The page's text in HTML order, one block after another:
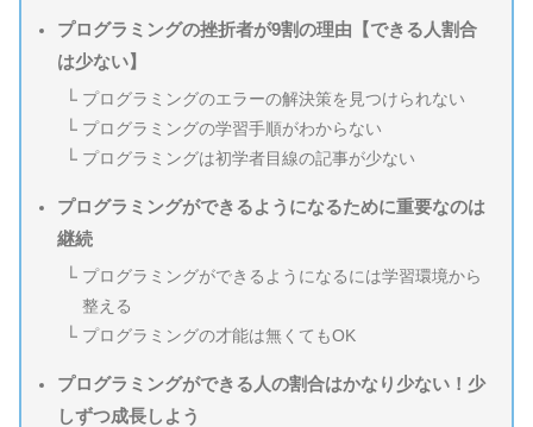
プログラミングの挫折者が9割の理由【できる人割合
は少ない】
プログラミングのエラーの解決策を見つけられない
プログラミングの学習手順がわからない
プログラミングは初学者目線の記事が少ない
プログラミングができるようになるために重要なのは
継続
プログラミングができるようになるには学習環境から
整える
プログラミングの才能は無くてもOK
プログラミングができる人の割合はかなり少ない！少
しずつ成長しよう